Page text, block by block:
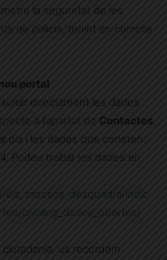
la seguretat de les
de policia, tenint en compte
portal
directament les dades
a l’apartat de Contactes
dia i les dades que consten,
Podeu trobar les dades en
indic
cataleg_dades_obertes/
us recordem